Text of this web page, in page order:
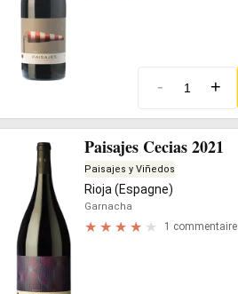
- +
Paisajes Cecias 2021
Paisajes y Viñedos
Rioja (Espagne)
Garnacha
1 commentaire